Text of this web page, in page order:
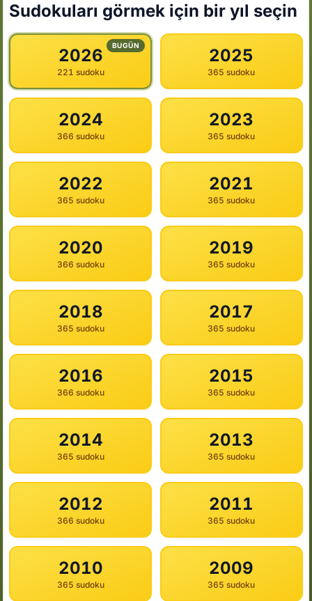
Sudokuları görmek için bir yıl seçin
BUGÜN
2026
221 sudoku
2025
365 sudoku
2024
366 sudoku
2023
365 sudoku
2022
365 sudoku
2021
365 sudoku
2020
366 sudoku
2019
365 sudoku
2018
365 sudoku
2017
365 sudoku
2016
366 sudoku
2015
365 sudoku
2014
365 sudoku
2013
365 sudoku
2012
366 sudoku
2011
365 sudoku
2010
365 sudoku
2009
365 sudoku